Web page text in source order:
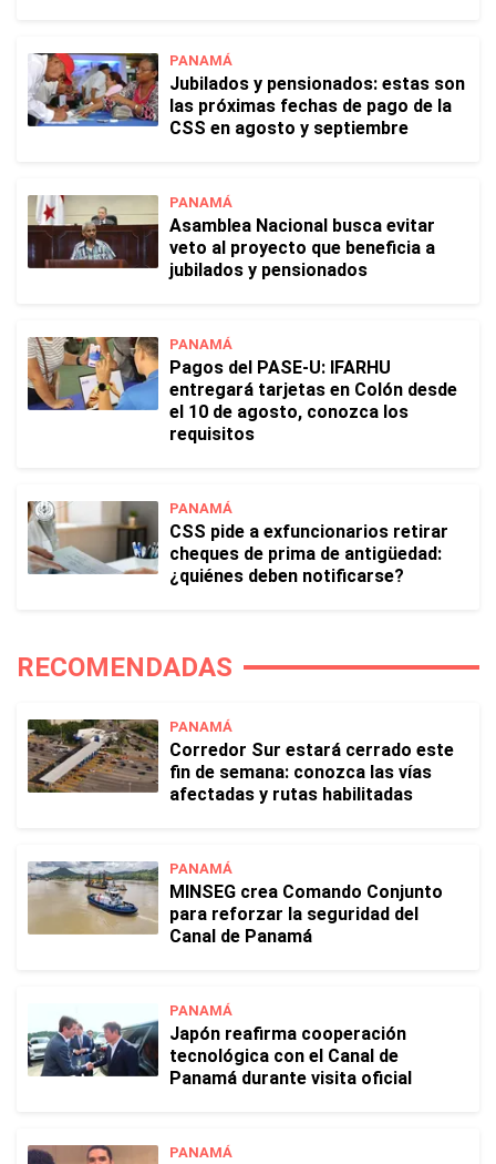
PANAMÁ
Jubilados y pensionados: estas son
las próximas fechas de pago de la
CSS en agosto y septiembre
PANAMÁ
Asamblea Nacional busca evitar
veto al proyecto que beneficia a
jubilados y pensionados
PANAMÁ
Pagos del PASE-U: IFARHU
entregará tarjetas en Colón desde
el 10 de agosto, conozca los
requisitos
PANAMÁ
CSS pide a exfuncionarios retirar
cheques de prima de antigüedad:
¿quiénes deben notificarse?
RECOMENDADAS
PANAMÁ
Corredor Sur estará cerrado este
fin de semana: conozca las vías
afectadas y rutas habilitadas
PANAMÁ
MINSEG crea Comando Conjunto
para reforzar la seguridad del
Canal de Panamá
PANAMÁ
Japón reafirma cooperación
tecnológica con el Canal de
Panamá durante visita oficial
PANAMÁ